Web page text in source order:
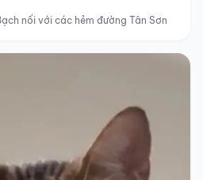
nối với các hẻm đường Tân Sơn